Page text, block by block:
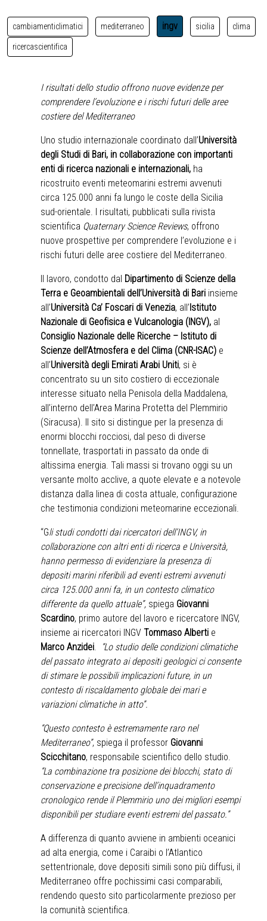
cambiamenticlimatici mediterraneo ingv sicilia clima
ricercascientifica
I risultati dello studio offrono nuove evidenze per
comprendere l’evoluzione e i rischi futuri delle aree
costiere del Mediterraneo
Uno studio internazionale coordinato dall’Università
degli Studi di Bari, in collaborazione con importanti
enti di ricerca nazionali e internazionali, ha
ricostruito eventi meteomarini estremi avvenuti
circa 125.000 anni fa lungo le coste della Sicilia
sud-orientale. I risultati, pubblicati sulla rivista
scientifica Quaternary Science Reviews, offrono
nuove prospettive per comprendere l’evoluzione e i
rischi futuri delle aree costiere del Mediterraneo.
Il lavoro, condotto dal Dipartimento di Scienze della
Terra e Geoambientali dell’Università di Bari insieme
all’Università Ca’ Foscari di Venezia, all’ Istituto
Nazionale di Geofisica e Vulcanologia (INGV), al
Consiglio Nazionale delle Ricerche – Istituto di
Scienze dell’Atmosfera e del Clima (CNR-ISAC) e
all’Università degli Emirati Arabi Uniti, si è
concentrato su un sito costiero di eccezionale
interesse situato nella Penisola della Maddalena,
all’interno dell’Area Marina Protetta del Plemmirio
(Siracusa). Il sito si distingue per la presenza di
enormi blocchi rocciosi, dal peso di diverse
tonnellate, trasportati in passato da onde di
altissima energia. Tali massi si trovano oggi su un
versante molto acclive, a quote elevate e a notevole
distanza dalla linea di costa attuale, configurazione
che testimonia condizioni meteomarine eccezionali.
“Gli studi condotti dai ricercatori dell’INGV, in
collaborazione con altri enti di ricerca e Università,
hanno permesso di evidenziare la presenza di
depositi marini riferibili ad eventi estremi avvenuti
circa 125.000 anni fa, in un contesto climatico
differente da quello attuale”, spiega Giovanni
Scardino, primo autore del lavoro e ricercatore INGV,
insieme ai ricercatori INGV Tommaso Alberti e
Marco Anzidei. “Lo studio delle condizioni climatiche
del passato integrato ai depositi geologici ci consente
di stimare le possibili implicazioni future, in un
contesto di riscaldamento globale dei mari e
variazioni climatiche in atto”.
“Questo contesto è estremamente raro nel
Mediterraneo”, spiega il professor Giovanni
Scicchitano, responsabile scientifico dello studio.
“La combinazione tra posizione dei blocchi, stato di
conservazione e precisione dell’inquadramento
cronologico rende il Plemmirio uno dei migliori esempi
disponibili per studiare eventi estremi del passato.”
A differenza di quanto avviene in ambienti oceanici
ad alta energia, come i Caraibi o l’Atlantico
settentrionale, dove depositi simili sono più diffusi, il
Mediterraneo offre pochissimi casi comparabili,
rendendo questo sito particolarmente prezioso per
la comunità scientifica.